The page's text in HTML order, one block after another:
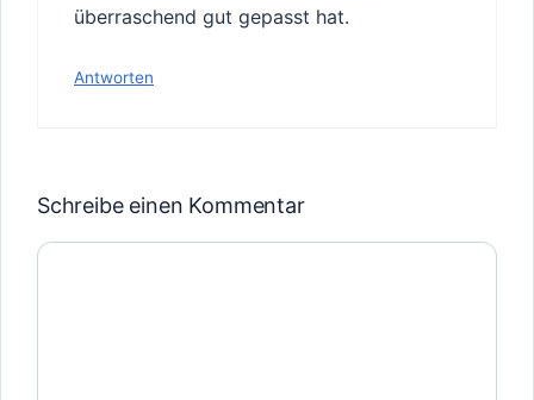
überraschend gut gepasst hat.
Antworten
Schreibe einen Kommentar
Kommentar